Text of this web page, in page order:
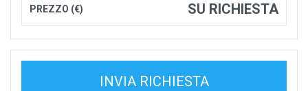
PREZZO (€) SU RICHIESTA
INVIA RICHIESTA